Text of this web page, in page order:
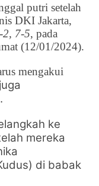
putri setelah
DKI Jakarta,
2, 7-5, pada
(12/01/2024).
mengakui
ke
mereka
di babak